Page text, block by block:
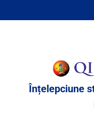
Înțelepciune